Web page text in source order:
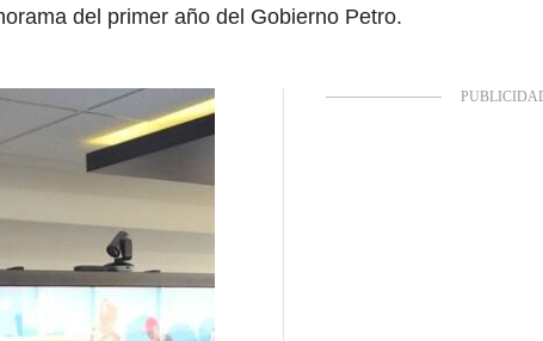
del primer año del Gobierno Petro.